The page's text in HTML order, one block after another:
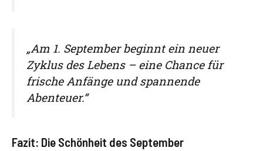
„Am 1. September beginnt ein neuer
Zyklus des Lebens – eine Chance für
frische Anfänge und spannende
Abenteuer.“
Fazit: Die Schönheit des September